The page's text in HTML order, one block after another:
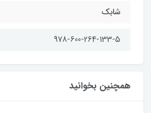
شابک
978-600-264-133-5
همچنین بخوانید